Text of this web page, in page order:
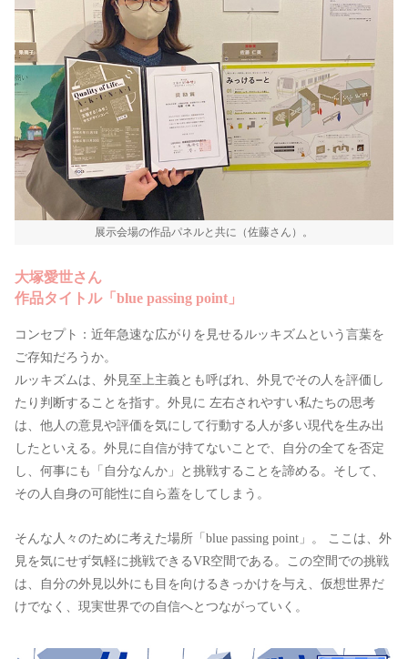
展示会場の作品パネルと共に（佐藤さん）。
大塚愛世さん
作品タイトル「blue passing point」
コンセプト：近年急速な広がりを見せるルッキズムという言葉を
ご存知だろうか。
ルッキズムは、外見至上主義とも呼ばれ、外見でその人を評価し
たり判断することを指す。外見に 左右されやすい私たちの思考
は、他人の意見や評価を気にして行動する人が多い現代を生み出
したといえる。外見に自信が持てないことで、自分の全てを否定
し、何事にも「自分なんか」と挑戦することを諦める。そして、
その人自身の可能性に自ら蓋をしてしまう。
そんな人々のために考えた場所「blue passing point」。 ここは、外
見を気にせず気軽に挑戦できるVR空間である。この空間での挑戦
は、自分の外見以外にも目を向けるきっかけを与え、仮想世界だ
けでなく、現実世界での自信へとつながっていく。